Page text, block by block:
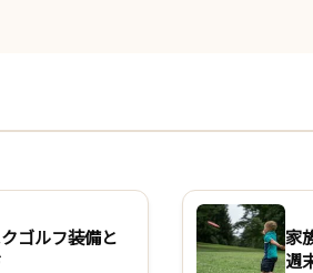
ゴルフ装備と
家
週